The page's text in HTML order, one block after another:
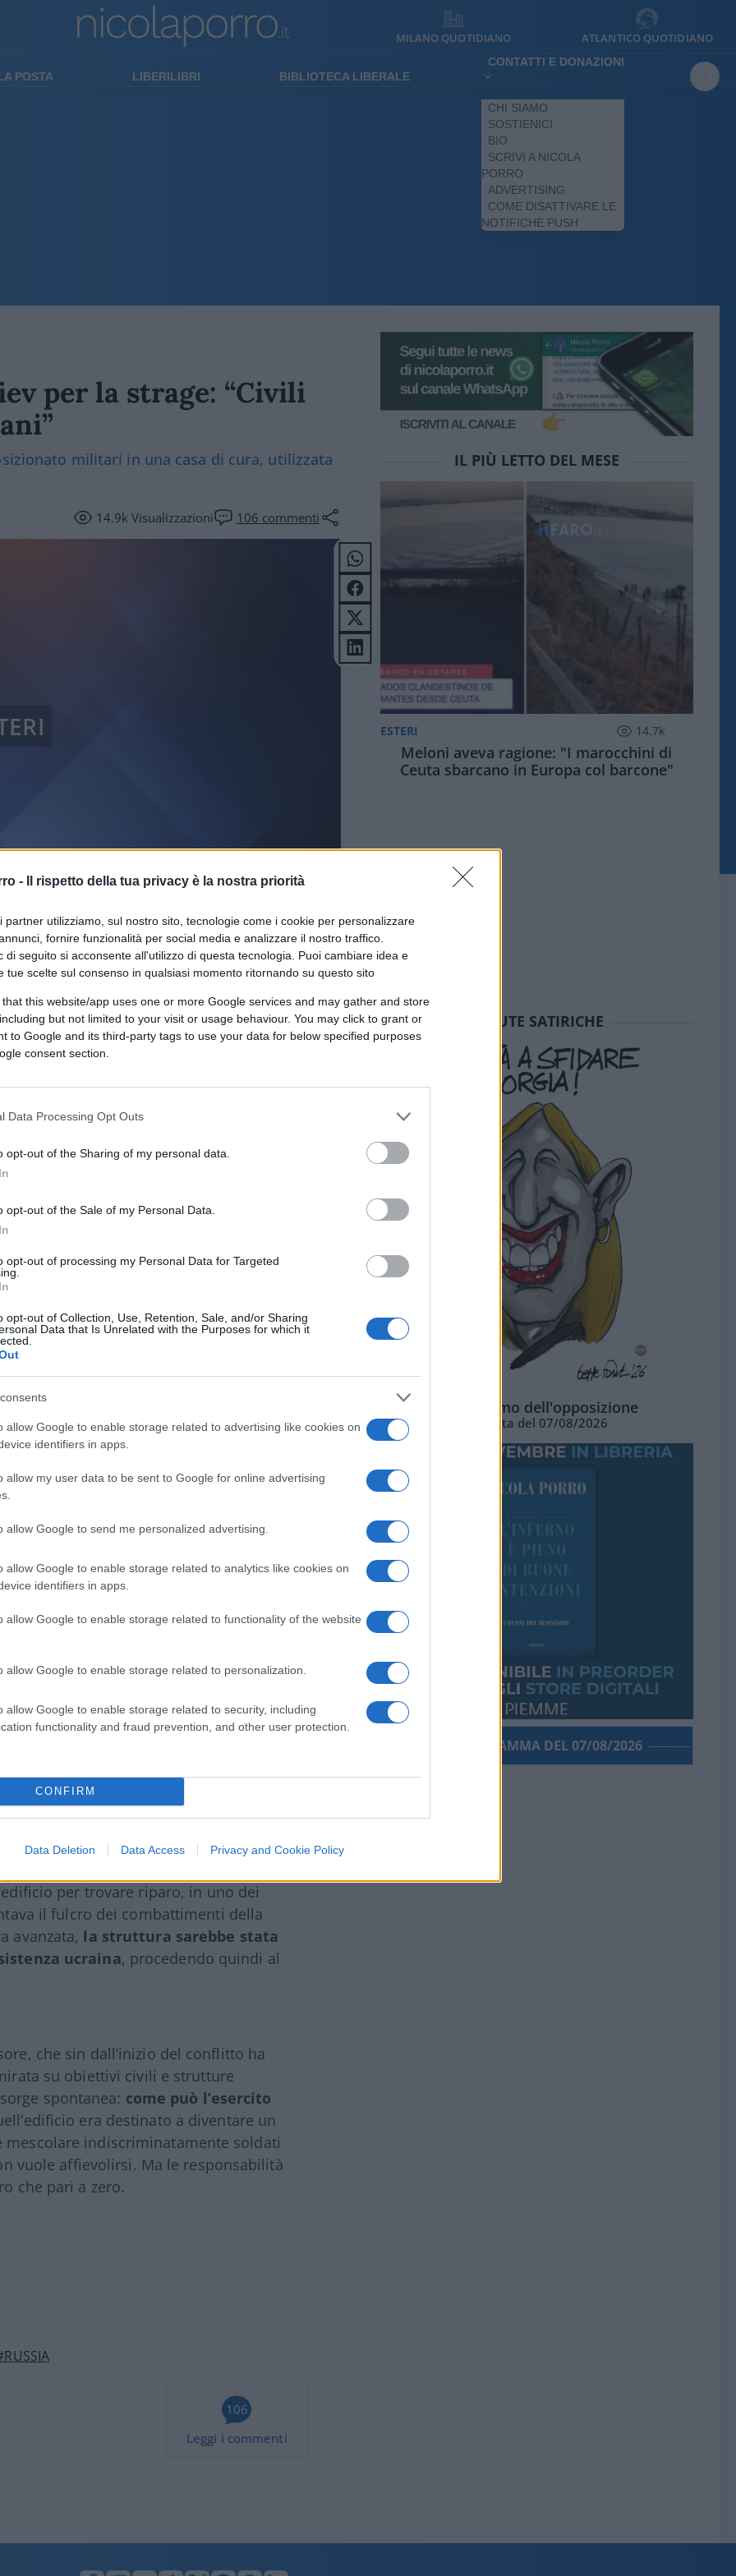
- Il rispetto della tua privacy è la nostra priorità
partner utilizziamo, sul nostro sito, tecnologie come i cookie per personalizzare
fornire funzionalità per social media e analizzare il nostro traffico.
di seguito si acconsente all'utilizzo di questa tecnologia. Puoi cambiare idea e
tue scelte sul consenso in qualsiasi momento ritornando su questo sito
that this website/app uses one or more Google services and may gather and store
but not limited to your visit or usage behaviour. You may click to grant or
to Google and its third-party tags to use your data for below specified purposes
consent section.
Data Processing Opt Outs
opt-out of the Sharing of my personal data.
opt-out of the Sale of my Personal Data.
opt-out of processing my Personal Data for Targeted
opt-out of Collection, Use, Retention, Sale, and/or Sharing
Data that Is Unrelated with the Purposes for which it
allow Google to enable storage related to advertising like cookies on
identifiers in apps.
allow my user data to be sent to Google for online advertising
allow Google to send me personalized advertising.
allow Google to enable storage related to analytics like cookies on
identifiers in apps.
allow Google to enable storage related to functionality of the website
allow Google to enable storage related to personalization.
allow Google to enable storage related to security, including
functionality and fraud prevention, and other user protection.
CONFIRM
Data Deletion Data Access Privacy and Cookie Policy
MILANO QUOTIDIANO ATLANTICO QUOTIDIANO
POSTA LIBERILIBRI BIBLIOTECA LIBERALE
CONTATTI E DONAZIONI
CHI SIAMO
SOSTIENICI
BIO
SCRIVI A NICOLA
PORRO
ADVERTISING
COME DISATTIVARE LE
NOTIFICHE PUSH
per la strage: “Civili
militari in una casa di cura, utilizzata
14.9kVisualizzazioni 106 commenti
CLICCA QUI
ultime ore dal fronte della guerra in
diessere pronta ad iniziare l’offensiva di
di un milione di uomini, così come
ucraino. Dall’altra, invece, il difensore
di Kharkiv, che ha portato ad
civilia Chasiv Yar, nella regione
un decreto, che consente
russa
della sospensione delle
di Nord Stream 1. Ed ecco
beffa per l’Europa, obbligata a
gas mancante per la stagione fredda.
che il nostro continente
leader atlantici non cessano di rinnovare
sostegno militare, economico,
Ci spieghiamo meglio: nelle ultime
di aver
a Lugansk, dove, in data 11 marzo,
disabili, a causa di un bombardamento
è riuscito a portarsi in salvo. Gli
oppure intrappolati senza cibo, acqua e
Commissario per i diritti umani delle
di guerra, ma si limita a lanciare un
sia stata utilizzata come scudo
solamente due: o si tratta di un
militare, oppure c’è stata le
casa di cura come edificio difensivo.
abbattuto un luogo destinato a
Unite, quindi, i militari di Kiev
per trovare riparo, in uno dei
il fulcro dei combattimenti della
avanzata, la struttura sarebbe stata
ucraina, procedendo quindi al
che sin dall’inizio del conflitto ha
su obiettivi civili e strutture
spontanea: come può l’esercito
era destinato a diventare un
mescolare indiscriminatamente soldati
vuole affievolirsi. Ma le responsabilità
che pari a zero.
106
Leggi i commenti
IL PIÙ LETTO DEL MESE
ESTERI 14.7k
Meloni aveva ragione: "I marocchini di
Ceuta sbarcano in Europa col barcone"
SEDUTE SATIRICHE
L'ottimismo dell'opposizione
Vignetta del 07/08/2026
PORROGRAMMA DEL 07/08/2026